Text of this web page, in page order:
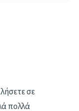
σε
πολλά